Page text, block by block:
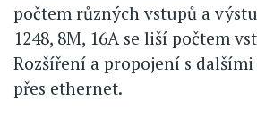
počtem různých vstupů a
1248, 8M, 16A se liší počtem
Rozšíření a propojení s
přes ethernet.